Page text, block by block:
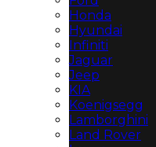
Honda
Hyundai
Infiniti
Jaguar
Jeep
KIA
Koenigsegg
Lamborghini
Land Rover